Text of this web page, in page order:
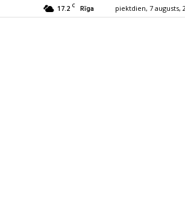
17.2 C Rīga piektdien, 7 augusts,